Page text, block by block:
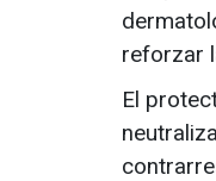
reforzar
El